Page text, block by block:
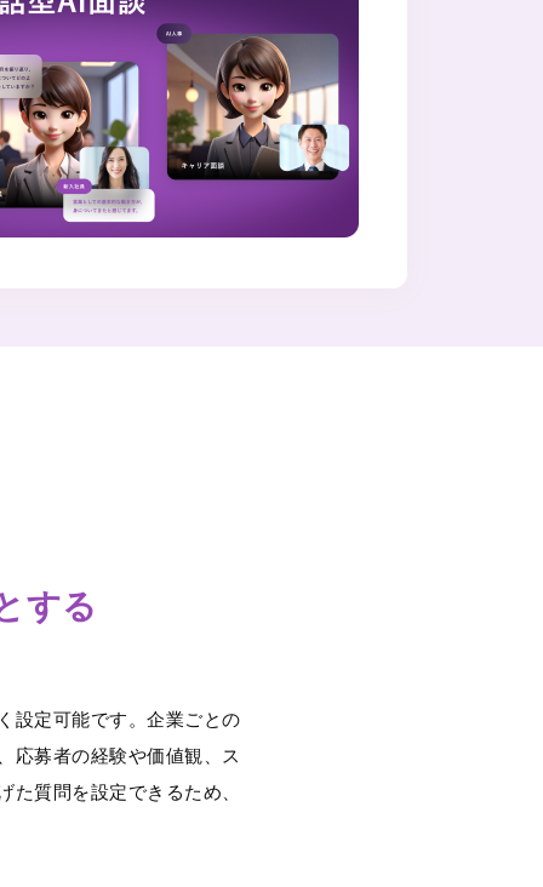
する
設定可能です。企業ごとの
応募者の経験や価値観、ス
質問を設定できるため、